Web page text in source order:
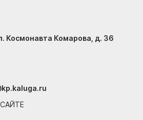
Космонавта Комарова, д. 36